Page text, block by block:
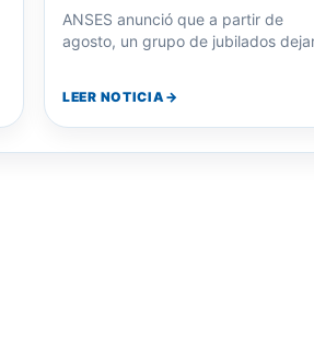
ANSES anunció que a partir de
agosto, un grupo de jubilados
LEER NOTICIA